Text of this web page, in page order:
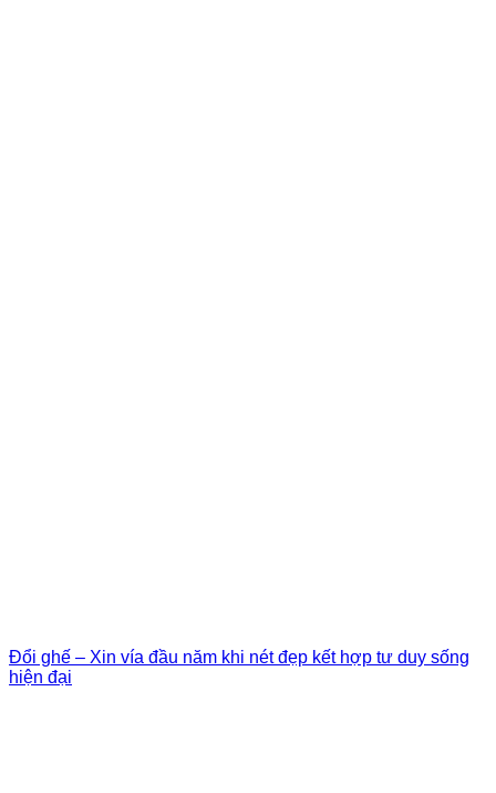
Đổi ghế – Xin vía đầu năm khi nét đẹp kết hợp tư duy sống
hiện đại